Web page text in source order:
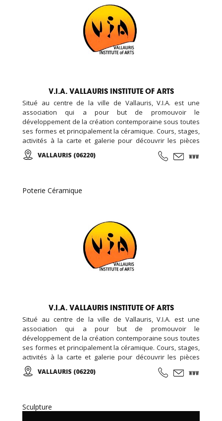
V.I.A. VALLAURIS INSTITUTE OF ARTS
Situé au centre de la ville de Vallauris, V.I.A. est une
association qui a pour but de promouvoir le
développement de la création contemporaine sous toutes
ses formes et principalement la céramique. Cours, stages,
activités à la carte et galerie pour découvrir les pièces
d’élèves et d’artistes internationaux...
VALLAURIS (06220)
Poterie Céramique
V.I.A. VALLAURIS INSTITUTE OF ARTS
Situé au centre de la ville de Vallauris, V.I.A. est une
association qui a pour but de promouvoir le
développement de la création contemporaine sous toutes
ses formes et principalement la céramique. Cours, stages,
activités à la carte et galerie pour découvrir les pièces
d’élèves et d’artistes internationaux...
VALLAURIS (06220)
Sculpture